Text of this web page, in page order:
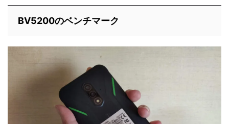
BV5200のベンチマーク